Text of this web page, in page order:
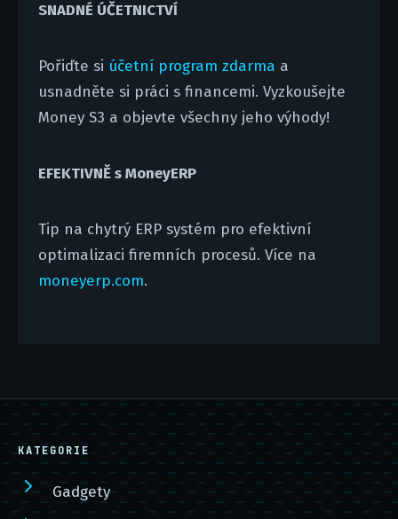
SNADNÉ ÚČETNICTVÍ
Pořiďte si účetní program zdarma a
usnadněte si práci s financemi. Vyzkoušejte
Money S3 a objevte všechny jeho výhody!
EFEKTIVNĚ s MoneyERP
Tip na chytrý ERP systém pro efektivní
optimalizaci firemních procesů. Více na
moneyerp.com.
KATEGORIE
Gadgety